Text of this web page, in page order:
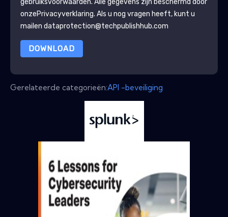
onzePrivacyverklaring. Als u nog vragen heeft, kunt u
mailen dataprotection@techpublishhub.com
DOWNLOAD
Gerelateerde categorieën:API -beveiliging